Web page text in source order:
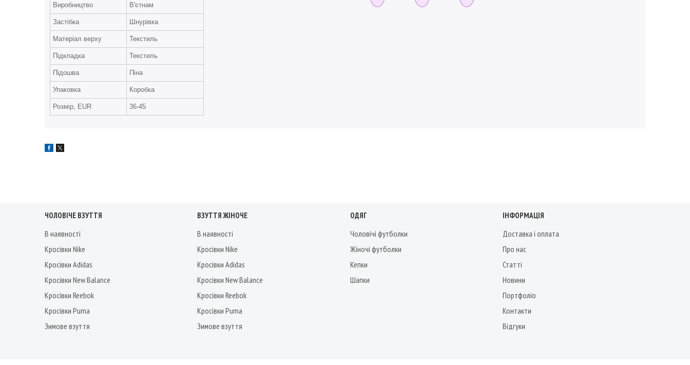
Виробництво В'єтнам
Застібка Шнурівка
Матеріал верху Текстиль
Підкладка Текстиль
Підошва Піна
Упаковка Коробка
Розмір, EUR 36-45
ЧОЛОВІЧЕ ВЗУТТЯ
В наявності
Кросівки Nike
Кросівки Adidas
Кросівки New Balance
Кросівки Reebok
Кросівки Puma
Зимове взуття
ВЗУТТЯ ЖІНОЧЕ
В наявності
Кросівки Nike
Кросівки Adidas
Кросівки New Balance
Кросівки Reebok
Кросівки Puma
Зимове взуття
ОДЯГ
Чоловічі футболки
Жіночі футболки
Кепки
Шапки
ІНФОРМАЦІЯ
Доставка і оплата
Про нас
Статті
Новини
Портфоліо
Контакти
Відгуки